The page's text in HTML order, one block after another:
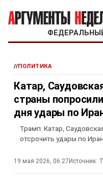
//ПОЛИТИКА
Катар,
страны
дня удары по
Трамп: Катар,
отсрочить удары по
19 мая 2026, 06:27 Источник: